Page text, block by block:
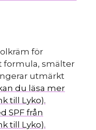
för
formula, smälter
utmärkt
du läsa mer
till Lyko).
SPF från
till Lyko).